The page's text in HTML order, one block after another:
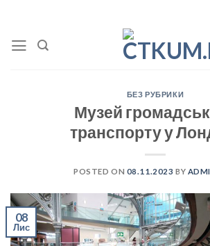
content
БЕЗ РУБРИКИ
Музей
транспорту у
POSTED ON 08.11.2023 BY
08
Лис